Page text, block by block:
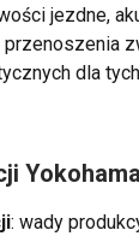
jezdne,
dla
Yokohama
: wady